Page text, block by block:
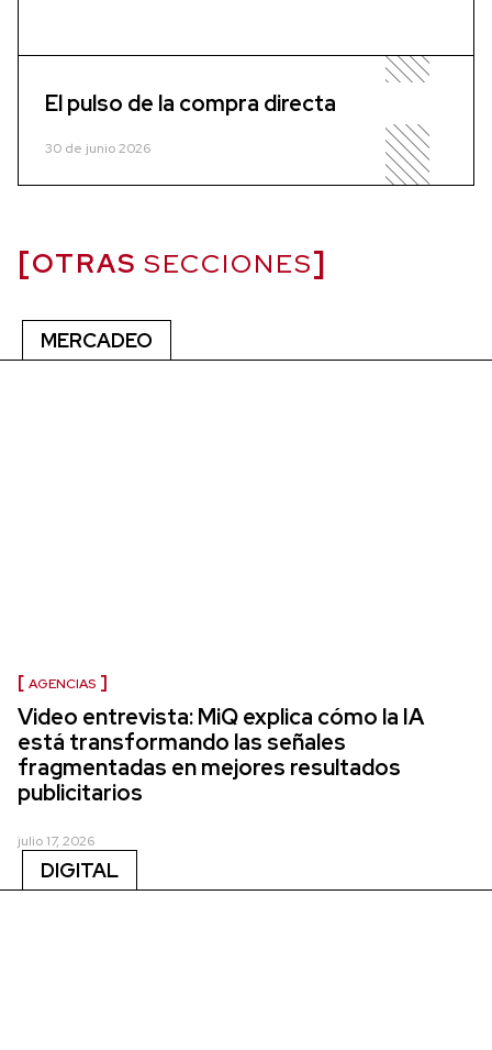
El pulso de la compra directa
30 de junio 2026
OTRAS SECCIONES
MERCADEO
AGENCIAS
Video entrevista: MiQ explica cómo la IA
está transformando las señales
fragmentadas en mejores resultados
publicitarios
julio 17, 2026
DIGITAL